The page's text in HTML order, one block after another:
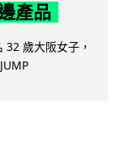
產品
歲大阪女子，